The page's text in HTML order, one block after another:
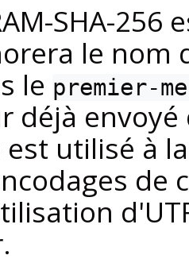
SHA-256
le
le premier-
déjà envoyé
utilisé à
de